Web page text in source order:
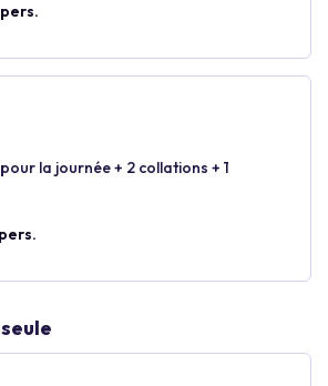
la journée + 2 collations + 1